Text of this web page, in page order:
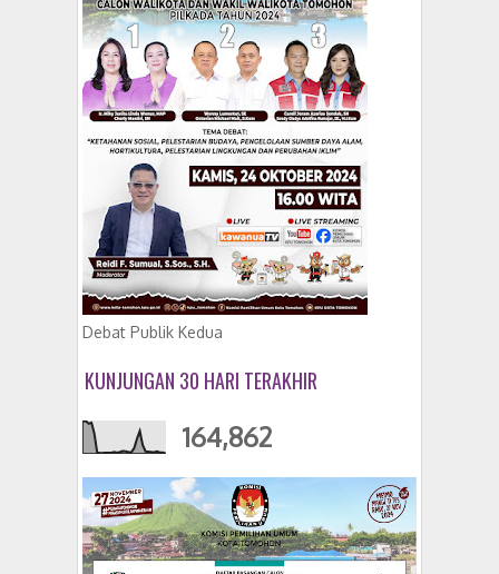
Debat Publik Kedua
KUNJUNGAN 30 HARI TERAKHIR
164,862